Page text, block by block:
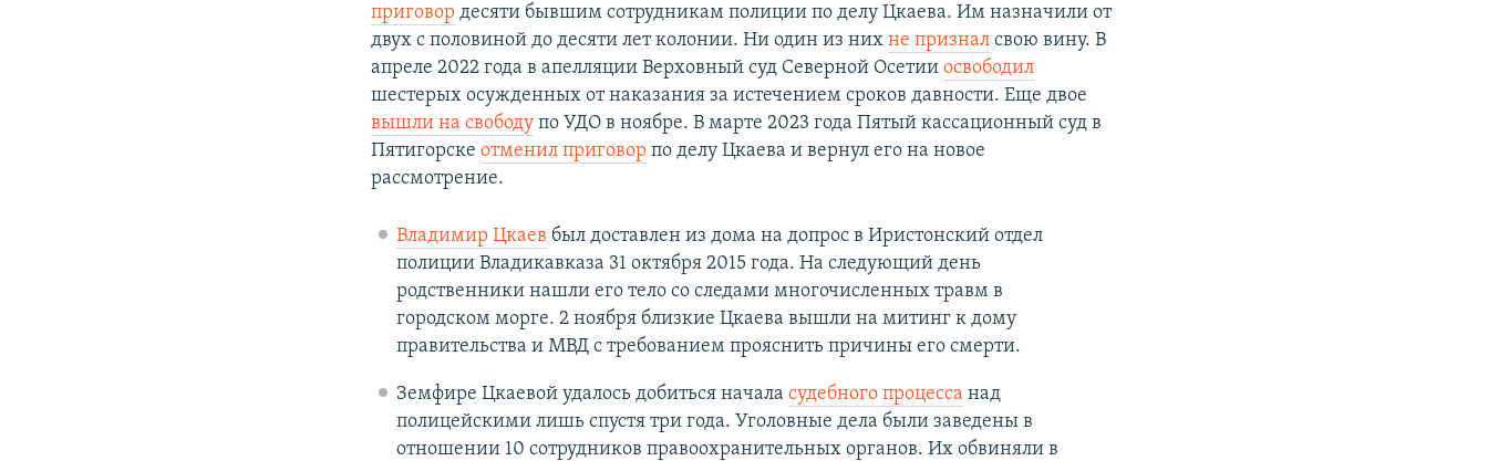
приговор десяти бывшим сотрудникам полиции по делу Цкаева. Им назначили от
двух с половиной до десяти лет колонии. Ни один из нихне признал свою вину. В
апреле 2022 года в апелляции Верховный суд Северной Осетииосвободил
шестерых осужденных от наказания за истечением сроков давности. Еще двое
вышли на свободу по УДО в ноябре. В марте 2023 года Пятый кассационный суд в
Пятигорскеотменил приговор по делу Цкаева и вернул его на новое
рассмотрение.
Владимир Цкаев был доставлен из дома на допрос в Иристонский отдел
полиции Владикавказа 31 октября 2015 года. На следующий день
родственники нашли его тело со следами многочисленных травм в
городском морге. 2 ноября близкие Цкаева вышли на митинг к дому
правительства и МВД с требованием прояснить причины его смерти.
Земфире Цкаевой удалось добиться начала судебного процесса над
полицейскими лишь спустя три года. Уголовные дела были заведены в
отношении 10 сотрудников правоохранительных органов. Их обвиняли в